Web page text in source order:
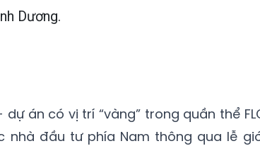
Dương.
án có vị trí “vàng” trong quần thể
nhà đầu tư phía Nam thông qua lễ